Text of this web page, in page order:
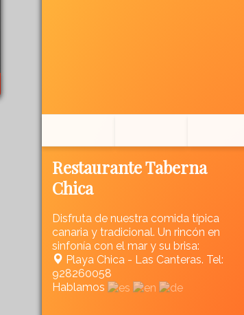
Restaurante Taberna
Chica
Disfruta de nuestra comida típica
canaria y tradicional. Un rincón en
sinfonía con el mar y su brisa:
Playa Chica - Las Canteras. Tel:
928260058
Hablamos